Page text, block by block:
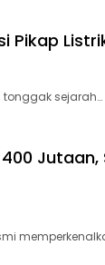
Pikap
tonggak sejarah…
Jutaan,